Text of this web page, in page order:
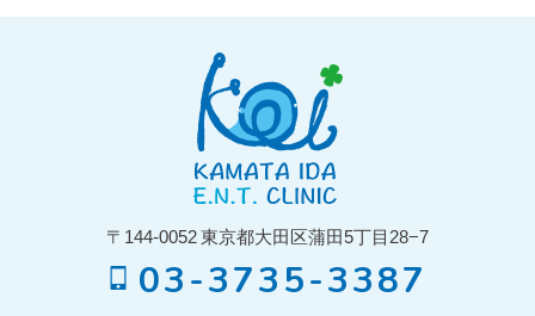
〒144-0052東京都大田区蒲田5丁目28−7
03-3735-3387